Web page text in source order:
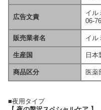
広告文責
イル
06-
販売業者名 イル
生産国 日本
商品区分 医薬
■夜用タイプ